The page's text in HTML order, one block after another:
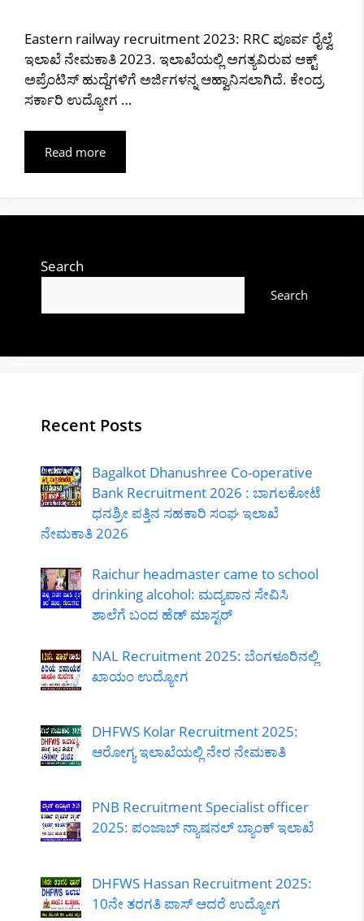
Eastern railway recruitment 2023: RRC ಪೂರ್ವ ರೈಲ್ವೆ
ಇಲಾಖೆ ನೇಮಕಾತಿ 2023. ಇಲಾಖೆಯಲ್ಲಿ ಅಗತ್ಯವಿರುವ ಆಕ್ಟ್
ಅಪ್ರೆಂಟಿಸ್ ಹುದ್ದೆಗಳಿಗೆ ಅರ್ಜಿಗಳನ್ನ ಆಹ್ವಾನಿಸಲಾಗಿದೆ. ಕೇಂದ್ರ
ಸರ್ಕಾರಿ ಉದ್ಯೋಗ …
Read more
Search
Search
Recent Posts
Bagalkot Dhanushree Co-operative
Bank Recruitment 2026 : ಬಾಗಲಕೋಟೆ
ಧನಶ್ರೀ ಪತ್ತಿನ ಸಹಕಾರಿ ಸಂಘ ಇಲಾಖೆ
ನೇಮಕಾತಿ 2026
Raichur headmaster came to school
drinking alcohol: ಮದ್ಯಪಾನ ಸೇವಿಸಿ
ಶಾಲೆಗೆ ಬಂದ ಹೆಡ್ ಮಾಸ್ಟರ್
NAL Recruitment 2025: ಬೆಂಗಳೂರಿನಲ್ಲಿ
ಖಾಯಂ ಉದ್ಯೋಗ
DHFWS Kolar Recruitment 2025:
ಆರೋಗ್ಯ ಇಲಾಖೆಯಲ್ಲಿ ನೇರ ನೇಮಕಾತಿ
PNB Recruitment Specialist officer
2025: ಪಂಜಾಬ್ ನ್ಯಾಷನಲ್ ಬ್ಯಾಂಕ್ ಇಲಾಖೆ
DHFWS Hassan Recruitment 2025:
10ನೇ ತರಗತಿ ಪಾಸ್ ಆದರೆ ಉದ್ಯೋಗ